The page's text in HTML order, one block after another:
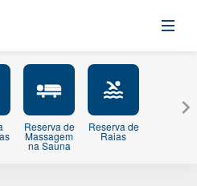
Reserva de
Massagem
na Sauna
Reserva de
Raias